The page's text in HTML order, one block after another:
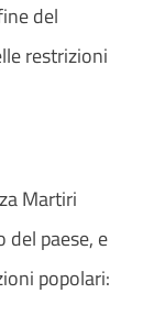
del
restrizioni
Martiri
del paese, e
popolari: